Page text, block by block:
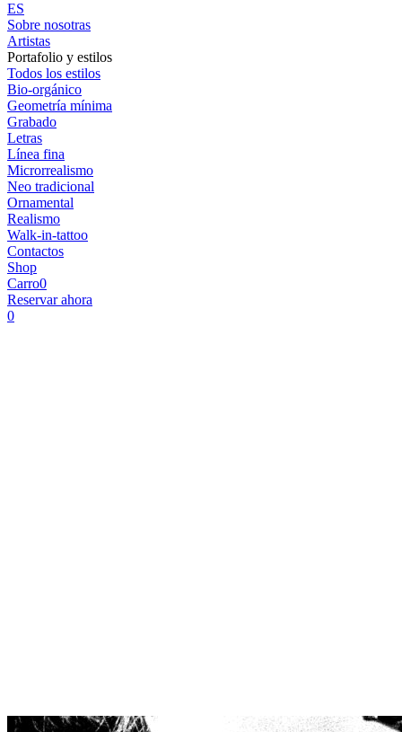
ES
Sobre nosotras
Artistas
Portafolio y estilos
Todos los estilos
Bio-orgánico
Geometría mínima
Grabado
Letras
Línea fina
Microrrealismo
Neo tradicional
Ornamental
Realismo
Walk-in-tattoo
Contactos
Shop
Carro0
Reservar ahora
0